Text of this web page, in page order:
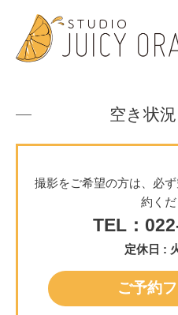
空き状
撮影をご希望の方は、必
約くだ
TEL：
定休日 :
ご予約